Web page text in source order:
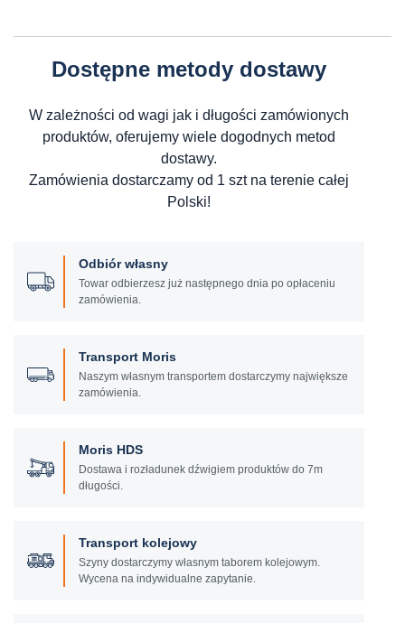
Dostępne metody dostawy
W zależności od wagi jak i długości zamówionych
produktów, oferujemy wiele dogodnych metod
dostawy.
Zamówienia dostarczamy od 1 szt na terenie całej
Polski!
Odbiór własny
Towar odbierzesz już następnego dnia po opłaceniu
zamówienia.
Transport Moris
Naszym własnym transportem dostarczymy największe
zamówienia.
Moris HDS
Dostawa i rozładunek dźwigiem produktów do 7m
długości.
Transport kolejowy
Szyny dostarczymy własnym taborem kolejowym.
Wycena na indywidualne zapytanie.